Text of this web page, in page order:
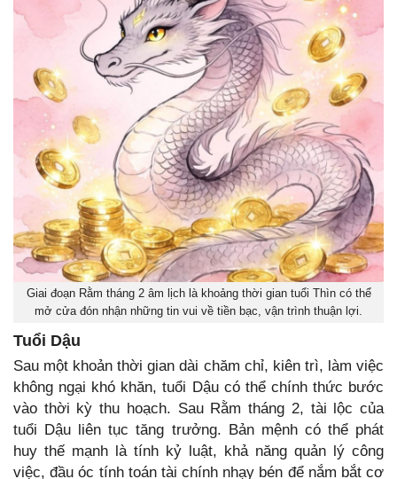
Giai đoạn Rằm tháng 2 âm lịch là khoảng thời gian tuổi Thìn có thể
mở cửa đón nhận những tin vui về tiền bạc, vận trình thuận lợi.
Tuổi Dậu
Sau một khoản thời gian dài chăm chỉ, kiên trì, làm việc
không ngại khó khăn, tuổi Dậu có thể chính thức bước
vào thời kỳ thu hoạch. Sau Rằm tháng 2, tài lộc của
tuổi Dậu liên tục tăng trưởng. Bản mệnh có thể phát
huy thế mạnh là tính kỷ luật, khả năng quản lý công
việc, đầu óc tính toán tài chính nhạy bén để nắm bắt cơ